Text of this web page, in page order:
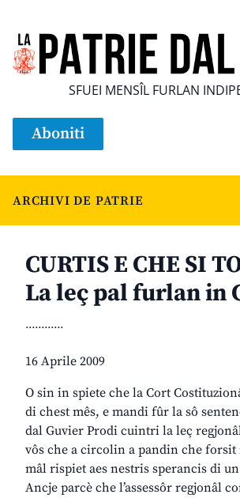
SFUEI MENSÎL FURLAN
Aboniti
ARCHIVI DE PATRIE
CURTIS E CHE SI
La leç pal furlan in
............
16 Aprile 2009
O sin in spiete che la Cort
di chest mês, e mandi fûr la sô
dal Guvier Prodi cuintri la leç
vôs che a circolin a pandin che forsit
mâl rispiet aes nestris sperancis di
Ancje parcè che l’assessôr regjonâl